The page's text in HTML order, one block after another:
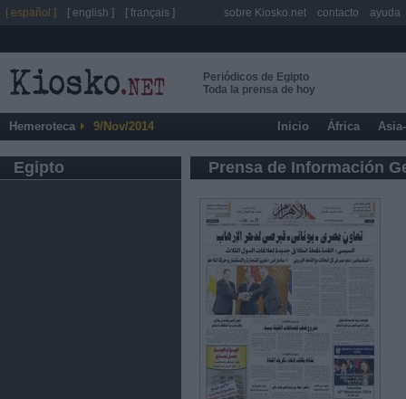
Periódicos de Egipto
Toda la prensa de hoy
Hemeroteca 9/Nov/2014 Inicio África
Egipto Prensa de Información
[ español ] [ english ] [ français ] sobre Kiosko.net contacto ayuda